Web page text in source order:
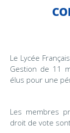
Le Lycée
Gestion de 11
élus pour une
Les membres
droit de vote